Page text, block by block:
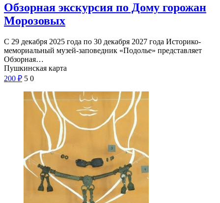
Обзорная экскурсия по Дому горожан
Морозовых
С 29 декабря 2025 года по 30 декабря 2027 года Историко-
мемориальный музей-заповедник «Подолье» представляет
Обзорная…
Пушкинская карта
200 ₽ 5 0